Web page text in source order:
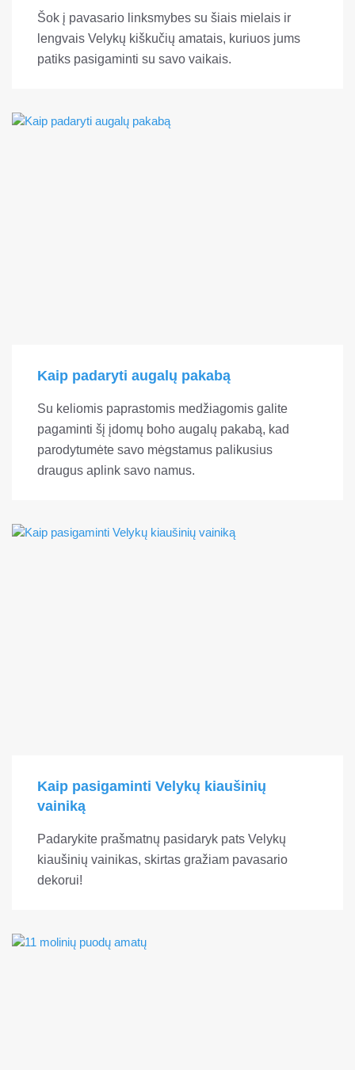
Šok į pavasario linksmybes su šiais mielais ir
lengvais Velykų kiškučių amatais, kuriuos jums
patiks pasigaminti su savo vaikais.
Kaip padaryti augalų pakabą
Su keliomis paprastomis medžiagomis galite
pagaminti šį įdomų boho augalų pakabą, kad
parodytumėte savo mėgstamus palikusius
draugus aplink savo namus.
Kaip pasigaminti Velykų kiaušinių
vainiką
Padarykite prašmatnų pasidaryk pats Velykų
kiaušinių vainikas, skirtas gražiam pavasario
dekorui!